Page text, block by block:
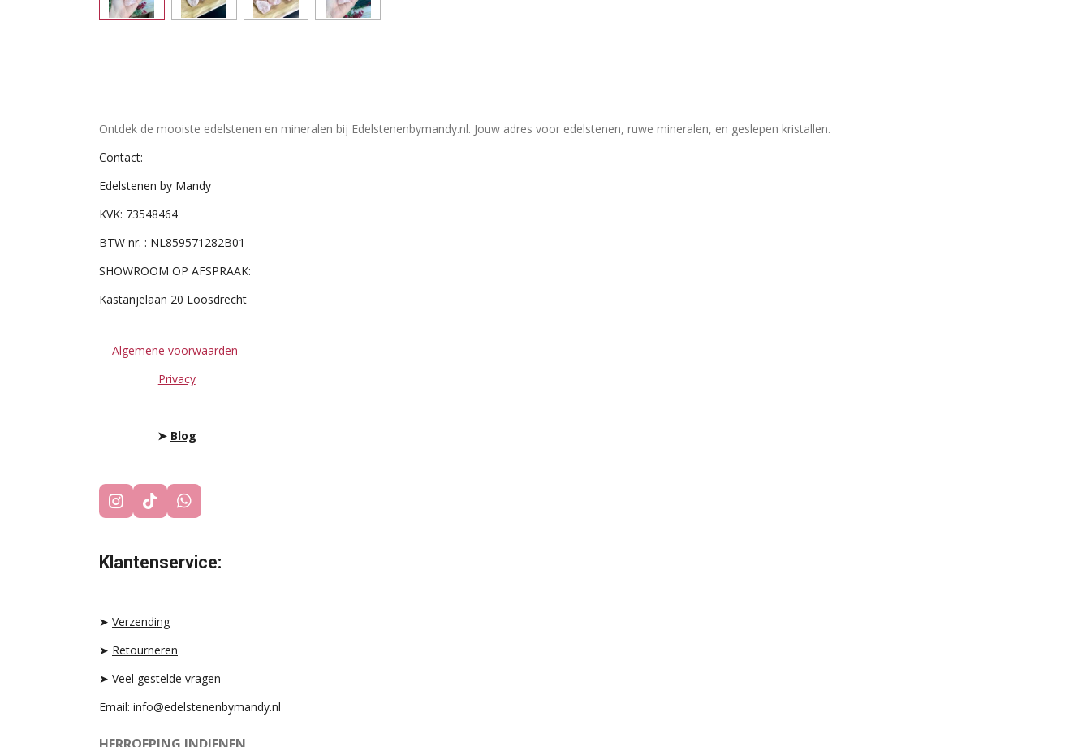
Ontdek de mooiste edelstenen en mineralen bij Edelstenenbymandy.nl. Jouw adres voor edelstenen, ruwe mineralen, en geslepen kristallen.
Contact:
Edelstenen by Mandy
KVK: 73548464
BTW nr. : NL859571282B01
SHOWROOM OP AFSPRAAK:
Kastanjelaan 20 Loosdrecht
Algemene voorwaarden
Privacy
➤ Blog
I
N
A
A
M
T
I
O
W
H
S
Klantenservice:
➤ Verzending
➤ Retourneren
➤ Veel gestelde vragen
Email: info@edelstenenbymandy.nl
HERROEPING INDIENEN